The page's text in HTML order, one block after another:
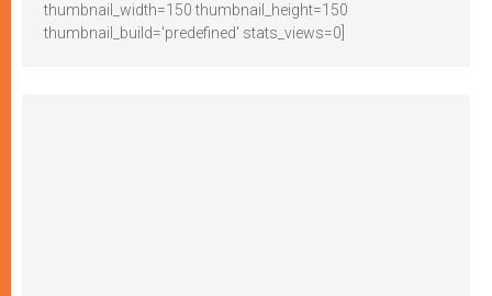
thumbnail_width=150 thumbnail_height=150
thumbnail_build='predefined' stats_views=0]